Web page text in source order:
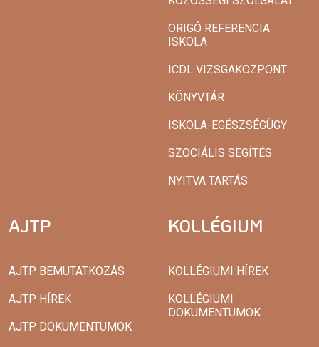
ORIGÓ REFERENCIA
ISKOLA
ICDL VIZSGAKÖZPONT
KÖNYVTÁR
ISKOLA-EGÉSZSÉGÜGY
SZOCIÁLIS SEGÍTÉS
NYITVA TARTÁS
AJTP
AJTP BEMUTATKOZÁS
AJTP HÍREK
AJTP DOKUMENTUMOK
KOLLÉGIUM
KOLLÉGIUMI HÍREK
KOLLÉGIUMI
DOKUMENTUMOK